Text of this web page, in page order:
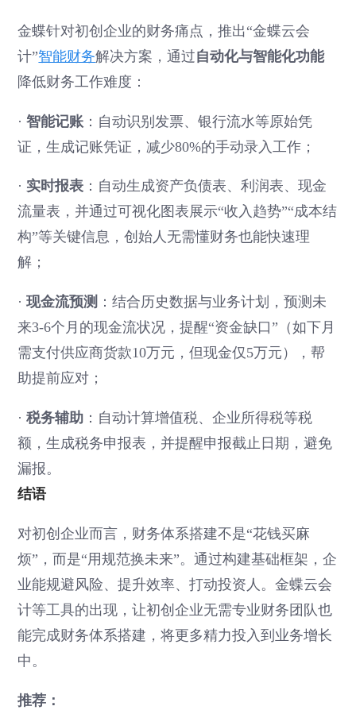
金蝶针对初创企业的财务痛点，推出“金蝶云会
计”智能财务解决方案，通过自动化与智能化功能
降低财务工作难度：
·智能记账 ：自动识别发票、银行流水等原始凭
证，生成记账凭证，减少80%的手动录入工作；
· 实时报表 ：自动生成资产负债表、利润表、现金
流量表，并通过可视化图表展示“收入趋势”“成本结
构”等关键信息，创始人无需懂财务也能快速理
解；
·现金流预测 ：结合历史数据与业务计划，预测未
来3-6个月的现金流状况，提醒“资金缺口”（如下月
需支付供应商货款10万元，但现金仅5万元），帮
助提前应对；
·税务辅助 ：自动计算增值税、企业所得税等税
额，生成税务申报表，并提醒申报截止日期，避免
漏报。
结语
对初创企业而言，财务体系搭建不是“花钱买麻
烦”，而是“用规范换未来”。通过构建基础框架，企
业能规避风险、提升效率、打动投资人。金蝶云会
计等工具的出现，让初创企业无需专业财务团队也
能完成财务体系搭建，将更多精力投入到业务增长
中。
推荐：